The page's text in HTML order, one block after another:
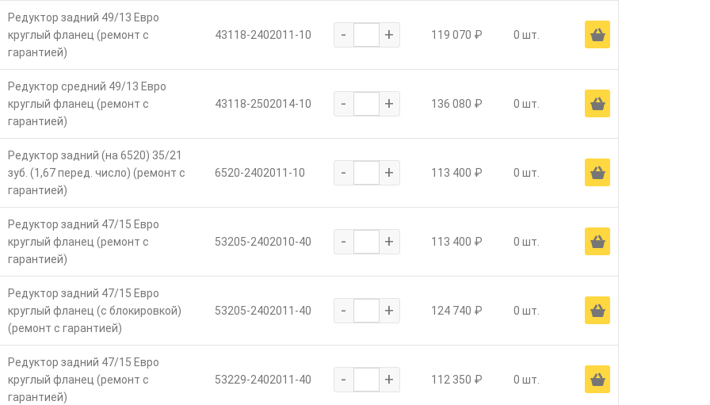
Редуктор задний 49/13 Евро
круглый фланец (ремонт с
гарантией)
43118-2402011-10 - + 119 070 ₽ 0 шт. Ä
Редуктор средний 49/13 Евро
круглый фланец (ремонт с
гарантией)
43118-2502014-10 - + 136 080 ₽ 0 шт. Ä
Редуктор задний (на 6520) 35/21
зуб. (1,67 перед. число) (ремонт с
гарантией)
6520-2402011-10 - + 113 400 ₽ 0 шт. Ä
Редуктор задний 47/15 Евро
круглый фланец (ремонт с
гарантией)
53205-2402010-40 - + 113 400 ₽ 0 шт. Ä
Редуктор задний 47/15 Евро
круглый фланец (с блокировкой)
(ремонт с гарантией)
53205-2402011-40 - + 124 740 ₽ 0 шт. Ä
Редуктор задний 47/15 Евро
круглый фланец (ремонт с
гарантией)
53229-2402011-40 - + 112 350 ₽ 0 шт. Ä